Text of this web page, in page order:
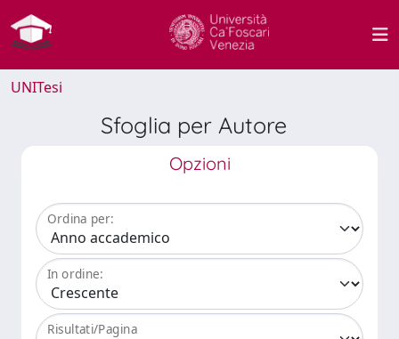
UNITesi
Sfoglia per Autore
Opzioni
Ordina per:
In ordine:
Risultati/Pagina